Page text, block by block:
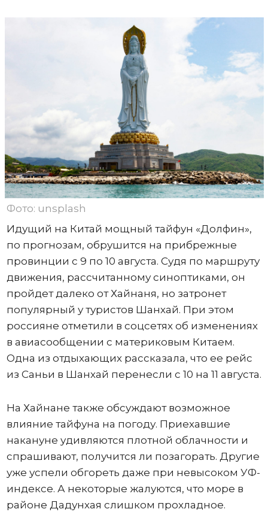
Фото: unsplash
Идущий на Китай мощный тайфун «Долфин»,
по прогнозам, обрушится на прибрежные
провинции с 9 по 10 августа. Судя по маршруту
движения, рассчитанному синоптиками, он
пройдет далеко от Хайнаня, но затронет
популярный у туристов Шанхай. При этом
россияне отметили в соцсетях об изменениях
в авиасообщении с материковым Китаем.
Одна из отдыхающих рассказала, что ее рейс
из Саньи в Шанхай перенесли с 10 на 11 августа.
На Хайнане также обсуждают возможное
влияние тайфуна на погоду. Приехавшие
накануне удивляются плотной облачности и
спрашивают, получится ли позагорать. Другие
уже успели обгореть даже при невысоком УФ-
индексе. А некоторые жалуются, что море в
районе Дадунхая слишком прохладное.